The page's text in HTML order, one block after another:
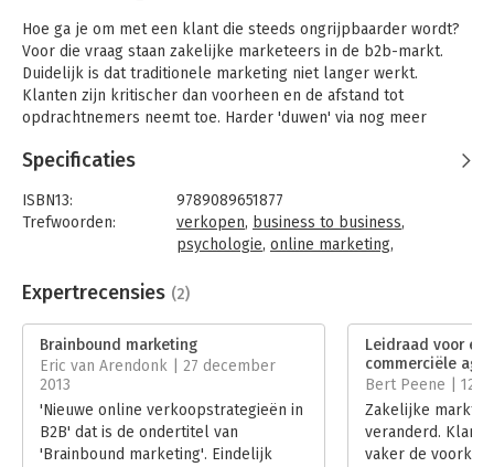
Hoe ga je om met een klant die steeds ongrijpbaarder wordt?
Voor die vraag staan zakelijke marketeers in de b2b-markt.
Duidelijk is dat traditionele marketing niet langer werkt.
Klanten zijn kritischer dan voorheen en de afstand tot
opdrachtnemers neemt toe. Harder 'duwen' via nog meer
Dit boek laat zien hoe je klanten kunt verleiden door je eigen
expertise te delen, bijvoorbeeld via webinars, video's, foto's of
blogposts. Maar dat alleen is niet voldoende. Om een klant
écht te prikkelen, moet je precies weten wat hem beweegt.
Hassels Mönning het beste uit twee vakgebieden samen. Voor
iedereen die op een slimmere manier wil verkopen: let's go
br@inbound!
Specificaties
ISBN13:
9789089651877
Trefwoorden:
verkopen, business to business,
psychologie, online marketing,
inbound marketing
Bindwijze:
gebonden
Aantal pagina's:
200
Uitgever:
Van Duuren Management
Druk:
Hoofdrubriek:
Marketing
Expertrecensies (2)
Brainbound marketing
Eric van Arendonk | 27 december
2013
'Nieuwe online verkoopstrategieën in
B2B' dat is de ondertitel van
'Brainbound marketing'. Eindelijk
Leidraad voor
commerciële
Bert Peene | 12
Zakelijke
veranderd.
vaker de